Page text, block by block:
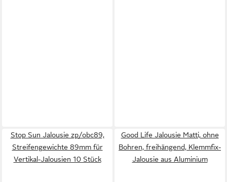
Stop Sun Jalousie zp/obc89,
Streifengewichte 89mm für
Vertikal-Jalousien 10 Stück
Good Life Jalousie Matti, ohne
Bohren, freihängend, Klemmfix-
Jalousie aus Aluminium